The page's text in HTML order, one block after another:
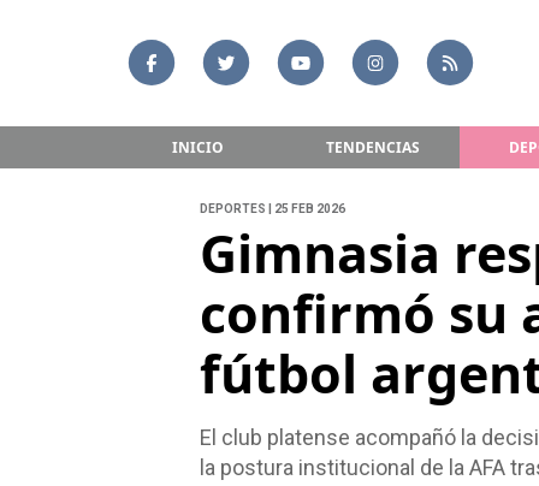
INICIO TENDENCIAS
DEPORTES | 25 FEB 2026
Gimnasia
confirmó su
fútbol
El club platense acompañó la
la postura institucional de la AFA